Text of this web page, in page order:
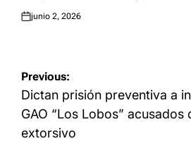
Publicado
junio 2, 2026
Navegación
de
entradas
Previous:
Dictan prisión preventiva a
GAO “Los Lobos” acusados
extorsivo